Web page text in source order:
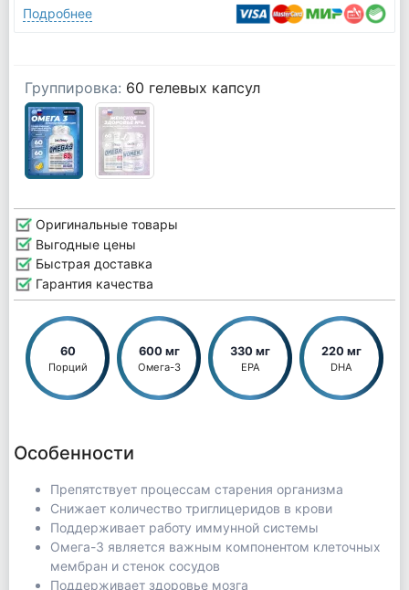
Подробнее
Группировка: 60 гелевых капсул
Оригинальные товары
Выгодные цены
Быстрая доставка
Гарантия качества
60
Порций
600 мг
Омега-3
330 мг
EPA
220 мг
DHA
Особенности
Препятствует процессам старения организма
Снижает количество триглицеридов в крови
Поддерживает работу иммунной системы
Омега-3 является важным компонентом клеточных
мембран и стенок сосудов
Поддерживает здоровье мозга